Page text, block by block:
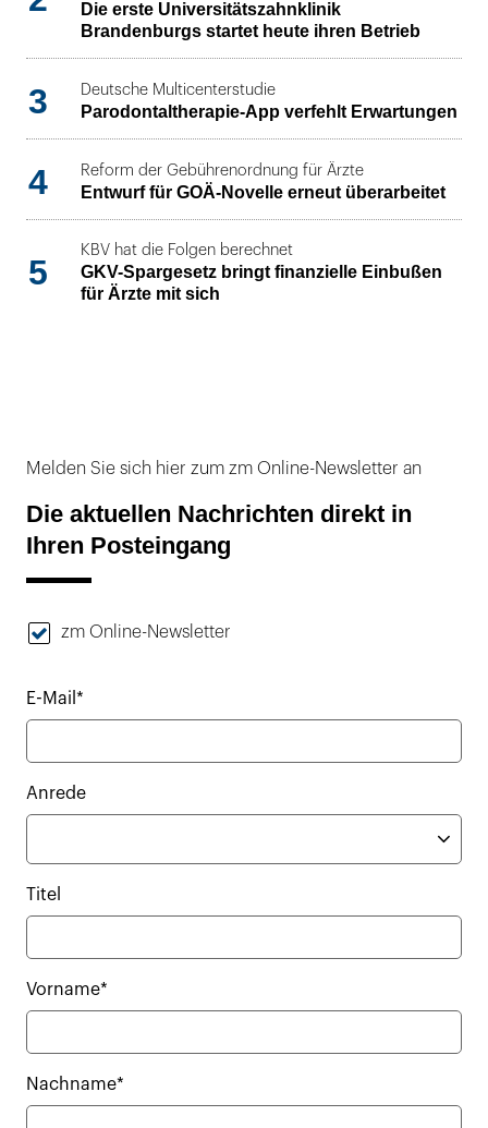
Die erste Universitätszahnklinik
Brandenburgs startet heute ihren Betrieb
3 Deutsche Multicenterstudie
Parodontaltherapie-App verfehlt Erwartungen
4 Reform der Gebührenordnung für Ärzte
Entwurf für GOÄ-Novelle erneut überarbeitet
5
KBV hat die Folgen berechnet
GKV-Spargesetz bringt finanzielle Einbußen
für Ärzte mit sich
Melden Sie sich hier zum zm Online-Newsletter an
Die aktuellen Nachrichten direkt in
Ihren Posteingang
zm Online-Newsletter
E-Mail*
Anrede
Titel
Vorname*
Nachname*